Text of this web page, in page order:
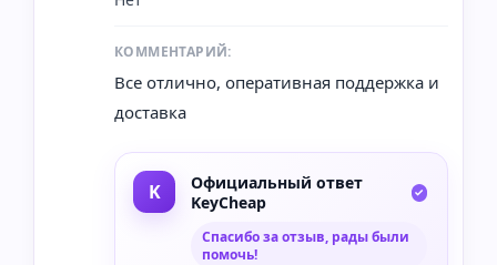
КОММЕНТАРИЙ:
Все отлично, оперативная поддержка и
доставка
Официальный ответ
KeyCheap
Спасибо за отзыв, рады были
помочь!